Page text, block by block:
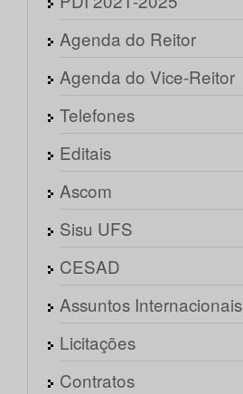
Agenda do Reitor
Agenda do Vice-Reitor
Telefones
Editais
Ascom
Sisu UFS
CESAD
Assuntos Internacionais
Licitações
Contratos